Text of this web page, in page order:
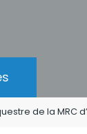
de la MRC